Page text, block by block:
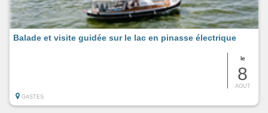
le
8
AOUT
Balade et visite guidée sur le lac en pinasse électrique
GASTES